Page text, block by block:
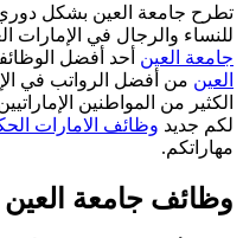
تطرح جامعة العين بشكل
للنساء والرجال في الإمارات
جامعة العين أحد أفضل
العين من أفضل الرواتب في
الكثير من المواطنين
لكم جديد وظائف الامارات
مهاراتكم.
وظائف جامعة العين